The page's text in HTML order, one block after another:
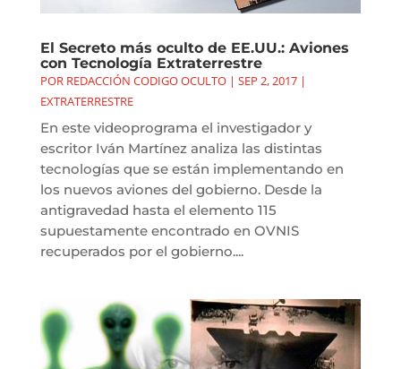
El Secreto más oculto de EE.UU.: Aviones
con Tecnología Extraterrestre
POR REDACCIÓN CODIGO OCULTO| SEP 2, 2017|
EXTRATERRESTRE
En este videoprograma el investigador y
escritor Iván Martínez analiza las distintas
tecnologías que se están implementando en
los nuevos aviones del gobierno. Desde la
antigravedad hasta el elemento 115
supuestamente encontrado en OVNIS
recuperados por el gobierno....